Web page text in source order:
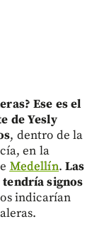
Ese es el
de Yesly
, dentro de la
en la
Medellín.Las
signos
indicarían